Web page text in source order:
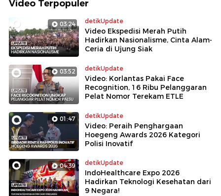
Video Terpopuler
03:24 detikUpdate
Video Ekspedisi Merah Putih
Hadirkan Nasionalisme, Cinta Alam-
Ceria di Ujung Siak
03:52 detikUpdate
Video: Korlantas Pakai Face
Recognition, 16 Ribu Pelanggaran
Pelat Nomor Terekam ETLE
01:47 detikUpdate
Video: Peraih Penghargaan
Hoegeng Awards 2026 Kategori
Polisi Inovatif
04:39 detikUpdate
IndoHealthcare Expo 2026
Hadirkan Teknologi Kesehatan dari
9 Negara!